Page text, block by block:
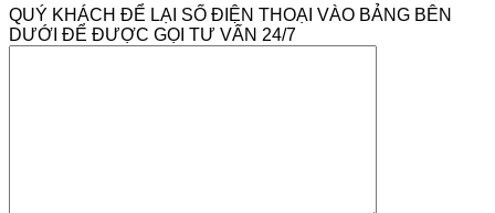
QUÝ KHÁCH ĐỂ LẠI SỐ ĐIỆN THOẠI VÀO BẢNG BÊN
DƯỚI ĐỂ ĐƯỢC GỌI TƯ VẤN 24/7